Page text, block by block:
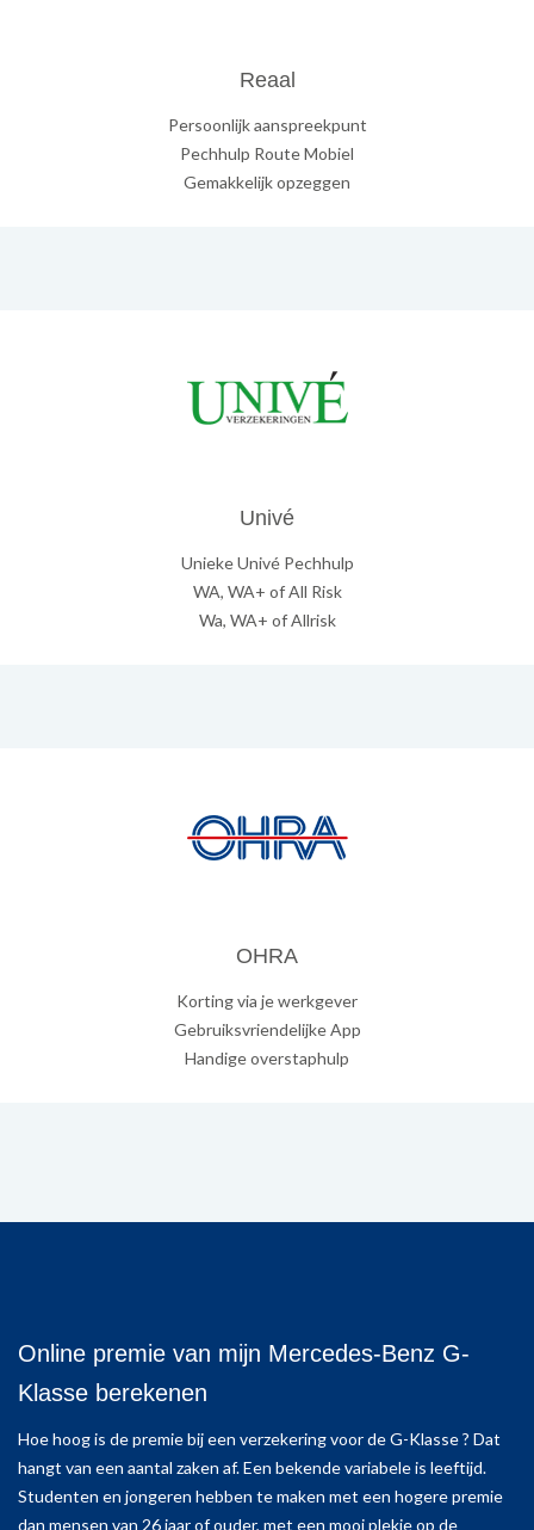
Reaal
Persoonlijk aanspreekpunt
Pechhulp Route Mobiel
Gemakkelijk opzeggen
Univé
Unieke Univé Pechhulp
WA, WA+ of All Risk
Wa, WA+ of Allrisk
OHRA
Korting via je werkgever
Gebruiksvriendelijke App
Handige overstaphulp
Online premie van mijn Mercedes-Benz G-
Klasse berekenen
Hoe hoog is de premie bij een verzekering voor de G-Klasse ? Dat
hangt van een aantal zaken af. Een bekende variabele is leeftijd.
Studenten en jongeren hebben te maken met een hogere premie
dan mensen van 26 jaar of ouder, met een mooi plekje op de